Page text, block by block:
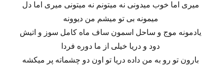
میری اما خوب میدونی نه میتونم نه میتونی میری اما دل
میمونه بی تو میشم من دیوونه
یادمونه موج و ساحل اسمون ساف ماه کامل سوز و اتیش
دود و دریا خیلی از ما دوره فردا
بارون تو رو به من داده دریا تو اون دو چشماته پر میکشه